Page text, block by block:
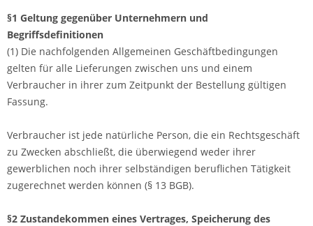
§1 Geltung gegenüber Unternehmern und
Begriffsdefinitionen
(1) Die nachfolgenden Allgemeinen Geschäftbedingungen
gelten für alle Lieferungen zwischen uns und einem
Verbraucher in ihrer zum Zeitpunkt der Bestellung gültigen
Fassung.
Verbraucher ist jede natürliche Person, die ein Rechtsgeschäft
zu Zwecken abschließt, die überwiegend weder ihrer
gewerblichen noch ihrer selbständigen beruflichen Tätigkeit
zugerechnet werden können (§ 13 BGB).
§2 Zustandekommen eines Vertrages, Speicherung des